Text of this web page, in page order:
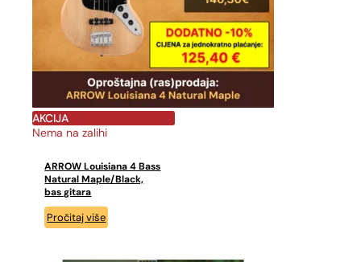
AKCIJA
Nema na zalihi
ARROW Louisiana 4 Bass
Natural Maple/Black,
bas gitara
Pročitaj više